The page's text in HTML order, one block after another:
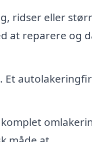
ridser eller
at reparere og
Et